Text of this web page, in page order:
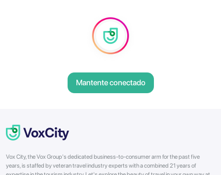
Mantente conectado
Vox City, the Vox Group's dedicated business-to-consumer arm for the past five
years, is staffed by veteran travel industry experts with a combined 21 years of